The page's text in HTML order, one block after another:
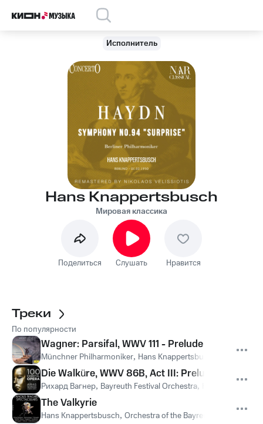
Исполнитель
Hans Knappertsbusch
Мировая классика
Поделиться Слушать Нравится
Треки
По популярности
Wagner: Parsifal, WWV 111 - Prelude
Münchner Philharmoniker, Hans Knappertsbusch
Die Walküre, WWV 86B, Act III: Prelude - Ride of
Рихард Вагнер, Bayreuth Festival Orchestra,
The Valkyrie
Hans Knappertsbusch, Orchestra of the Bayreuth Festival